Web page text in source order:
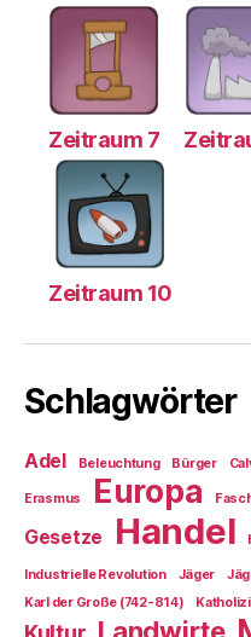
Zeitraum 7
Zeitraum 10
Schlagwörter
Adel Beleuchtung Bürger
Erasmus Europa
Gesetze Handel
Industrielle Revolution Jäger
Karl der Große (742-814)